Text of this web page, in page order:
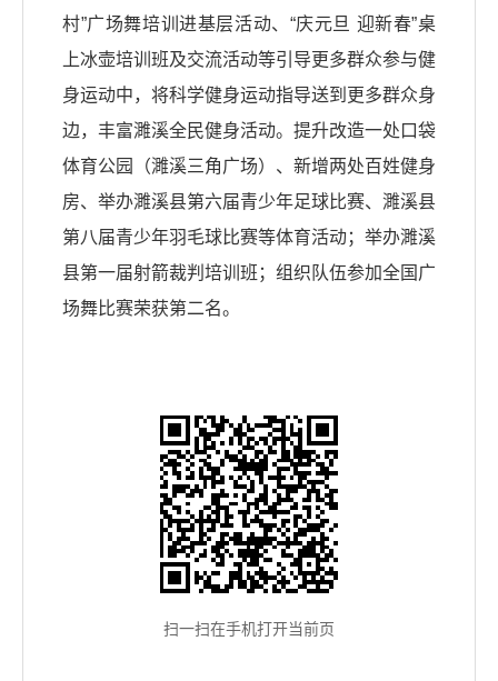
村”广场舞培训进基层活动、“庆元旦 迎新春”桌
上冰壶培训班及交流活动等引导更多群众参与健
身运动中，将科学健身运动指导送到更多群众身
边，丰富濉溪全民健身活动。提升改造一处口袋
体育公园（濉溪三角广场）、新增两处百姓健身
房、举办濉溪县第六届青少年足球比赛、濉溪县
第八届青少年羽毛球比赛等体育活动；举办濉溪
县第一届射箭裁判培训班；组织队伍参加全国广
场舞比赛荣获第二名。
扫一扫在手机打开当前页